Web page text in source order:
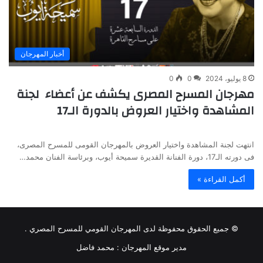
أخبار المهرجان
8 يوليو، 2024 0
0
مهرجان المسرح المصرى يكشف عن أعضاء لجنة
المشاهدة واختيار العروض بالدورة الـ17
انتهت لجنة المشاهدة واختيار العروض بالمهرجان القومى للمسرح المصرى،
فى دورته الـ17، دورة الفنانة القديرة سميحة أيوب، وبرئاسة الفنان محمد…
أكمل القراءة »
© جميع الحقوق محفوظة لدى المهرجان القومي للمسرح المصري .
مدير موقع المهرجان : محمد فاضل